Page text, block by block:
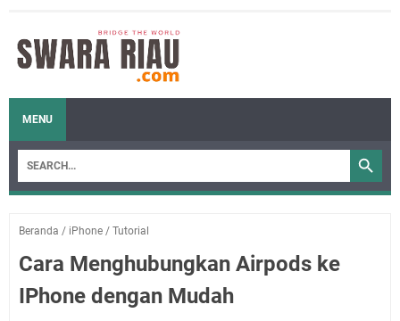
MENU
Beranda / iPhone / Tutorial
Cara Menghubungkan Airpods ke
IPhone dengan Mudah